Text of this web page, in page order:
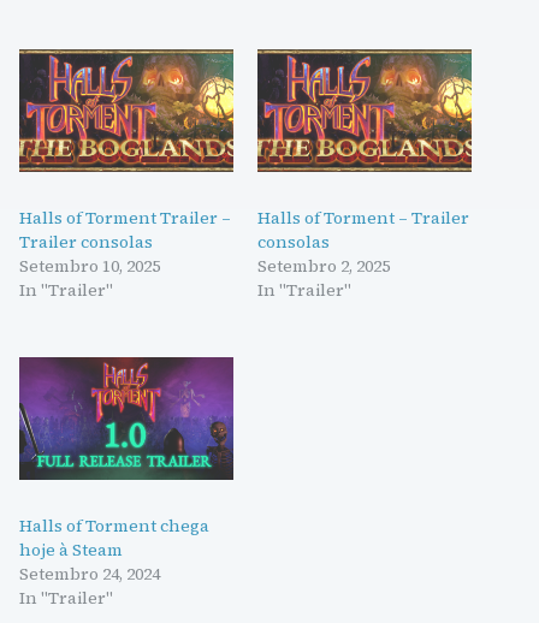
Halls of Torment Trailer –
Trailer consolas
Setembro 10, 2025
In "Trailer"
Halls of Torment – Trailer
consolas
Setembro 2, 2025
In "Trailer"
Halls of Torment chega
hoje à Steam
Setembro 24, 2024
In "Trailer"